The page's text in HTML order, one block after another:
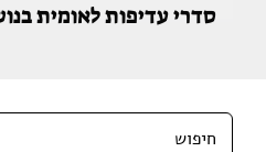
סדרי עדיפות לאומית